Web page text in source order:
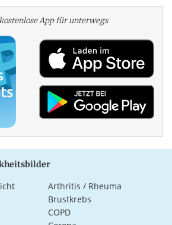
App für unterwegs
Arthritis / Rheuma
Brustkrebs
COPD